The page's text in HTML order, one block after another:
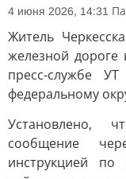
4 июня 2026, 14:31
Житель
железной
пресс-службе
федеральному
Установлено,
сообщение
инструкцией